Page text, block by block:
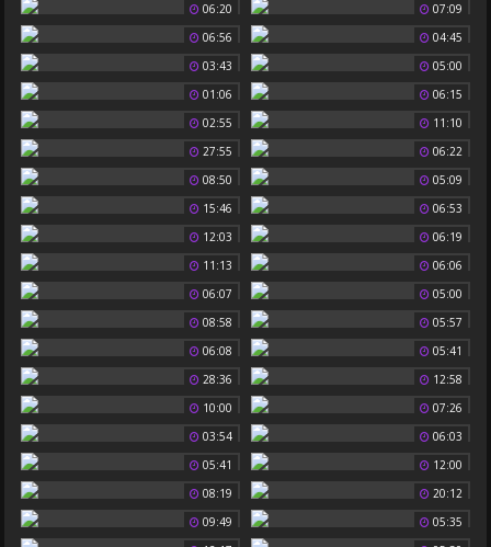
06:20
07:09
06:56
04:45
03:43
05:00
01:06
06:15
02:55
11:10
27:55
06:22
08:50
05:09
15:46
06:53
12:03
06:19
11:13
06:06
06:07
05:00
08:58
05:57
06:08
05:41
28:36
12:58
10:00
07:26
03:54
06:03
05:41
12:00
08:19
20:12
09:49
05:35